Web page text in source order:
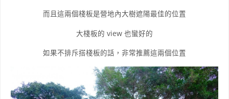
而且這兩個棧板是營地內大樹遮陽最佳的位置
大棧板的 view 也蠻好的
如果不排斥搭棧板的話，非常推薦這兩個位置